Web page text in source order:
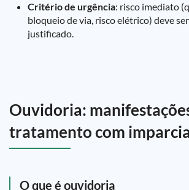
Critério de urgência: risco imediato
bloqueio de via, risco elétrico) deve
justificado.
Ouvidoria:
tratamento com
O que é ouvidoria